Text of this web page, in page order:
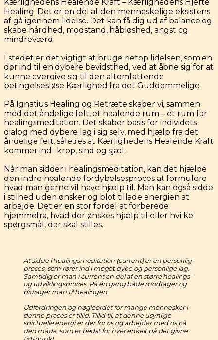
Kærlighedens Healende Kraft – Kærlighedens Hjerte
Healing. Det er en del af den menneskelige eksistens
af gå igennem lidelse. Det kan få dig ud af balance og
skabe hårdhed, modstand, håbløshed, angst og
mindreværd.
I stedet er det vigtigt at bruge netop lidelsen, som en
dør ind til en dybere bevidsthed, ved at åbne sig for at
kunne overgive sig til den altomfattende
betingelsesløse Kærlighed fra det Guddommelige.
På Ignatius Healing og Retræte skaber vi, sammen
med det åndelige felt, et healende rum – et rum for
healingsmeditation. Det skaber basis for individets
dialog med dybere lag i sig selv, med hjælp fra det
åndelige felt, således at Kærlighedens Healende Kraft
kommer ind i krop, sind og sjæl.
Når man sidder i healingsmeditation, kan det hjælpe
den indre healende fordybelsesproces at formulere
hvad man gerne vil have hjælp til. Man kan også sidde
i stilhed uden ønsker og blot tillade energien at
arbejde. Det er en stor fordel at forberede
hjemmefra, hvad der ønskes hjælp til eller hvilke
spørgsmål, der skal stilles.
At sidde i healingsmeditation (current) er en personlig
proces, som rører ind i meget dybe og personlige lag.
Samtidig er man i current en del af en større healings-
og udviklingsproces. På én gang både modtager og
bidrager man til healingen.
Udfordringen og nøgleordet for mange mennesker i
denne proces er tillid. Tillid til, at denne usynlige
spirituelle energi er der for os og arbejder med os på
den måde, som er bedst for hver enkelt på det givne